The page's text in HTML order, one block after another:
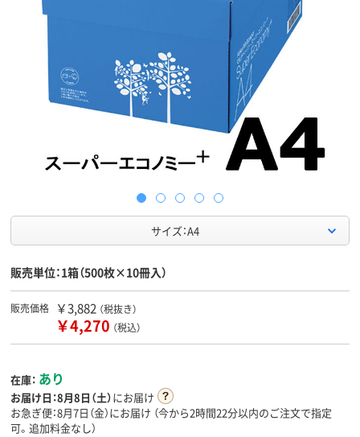
サイズ：A4
販売単位：1箱（500枚×10冊入）
販売価格 ￥3,882 （税抜き）
￥4,270 （税込）
在庫： あり
お届け日：8月8日（土）にお届け
お急ぎ便：8月7日（金）にお届け （今から2時間22分以内のご注文で指定
可。追加料金なし）